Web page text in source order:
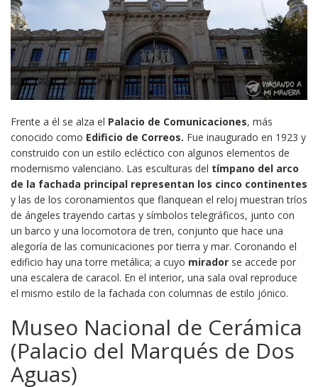
Frente a él se alza el Palacio de Comunicaciones, más
conocido como Edificio de Correos. Fue inaugurado en 1923 y
construido con un estilo ecléctico con algunos elementos de
modernismo valenciano. Las esculturas del tímpano del arco
de la fachada principal representan los cinco continentes
y las de los coronamientos que flanquean el reloj muestran tríos
de ángeles trayendo cartas y símbolos telegráficos, junto con
un barco y una locomotora de tren, conjunto que hace una
alegoría de las comunicaciones por tierra y mar. Coronando el
edificio hay una torre metálica; a cuyo mirador se accede por
una escalera de caracol. En el interior, una sala oval reproduce
el mismo estilo de la fachada con columnas de estilo jónico.
Museo Nacional de Cerámica
(Palacio del Marqués de Dos
Aguas)